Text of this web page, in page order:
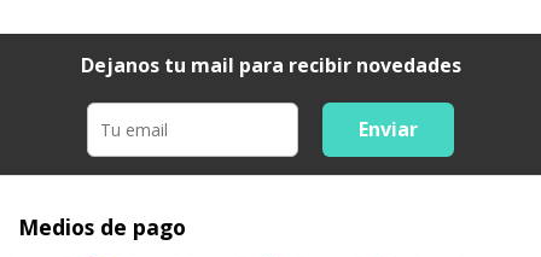
Dejanos tu mail para recibir novedades
Enviar
Medios de pago